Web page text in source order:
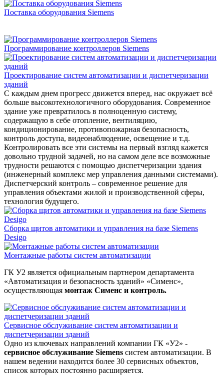
Поставка оборудования Siemens
Программирование контроллеров Siemens
Проектирование систем автоматизации и диспетчеризации
зданий
С каждым днем прогресс движется вперед, нас окружает всё
больше высокотехнологичного оборудования. Современное
здание уже превратилось в полноценную систему,
содержащую в себе отопление, вентиляцию,
кондиционирование, противопожарная безопасность,
контроль доступа, видеонаблюдение, освещение и т.д.
Контролировать все эти системы на первый взгляд кажется
довольно трудной задачей, но на самом деле все возможные
трудности решаются с помощью диспетчеризации здания
(инженерный комплекс мер управления данными системами).
Диспетчерский контроль – современное решение для
управления объектами жилой и производственной сферы,
технология будущего.
Сборка щитов автоматики и управления на базе Siemens
Desigo
Монтажные работы систем автоматизации
ГК У2 является официальным партнером департамента
«Автоматизация и безопасность зданий» «Сименс»,
осуществляющая монтаж Сименс и контроль.
Сервисное обслуживание систем автоматизации и
диспетчеризации зданий
Одно из ключевых направлений компании ГК «У2» -
сервисное обслуживание Siemens систем автоматизации. В
нашем ведении находится более 30 сервисных объектов,
список которых постоянно расширяется.